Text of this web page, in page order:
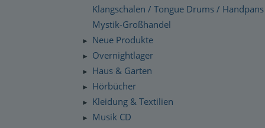
Klangschalen / Tongue Drums /
Mystik-Großhandel
► Neue Produkte
► Overnightlager
► Haus & Garten
► Hörbücher
► Kleidung & Textilien
► Musik CD